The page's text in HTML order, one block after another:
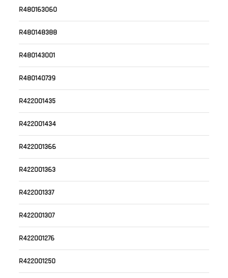
R480163060
R480148388
R480143001
R480140739
R422001435
R422001434
R422001366
R422001363
R422001337
R422001307
R422001276
R422001250